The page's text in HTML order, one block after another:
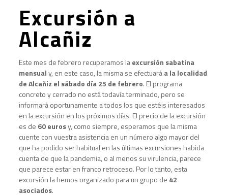
Excursión a
Alcañiz
Este mes de febrero recuperamos laexcursión sabatina
mensualy, en este caso, la misma se efectuaráa la localidad
de Alcañiz el sábado día 25 de febrero. El programa
concreto y cerrado no está todavía terminado, pero se
informará oportunamente a todos los que estéis interesados
en la excursión en los próximos días. El precio de la excursión
es de 60 eurosy, como siempre, esperamos que la misma
cuente con vuestra asistencia en un número algo mayor del
que ha podido ser habitual en las últimas excursiones habida
cuenta de que la pandemia, o al menos su virulencia, parece
que parece estar en franco retroceso. Por lo tanto, esta
excursión la hemos organizado para un grupo de 42
asociados.